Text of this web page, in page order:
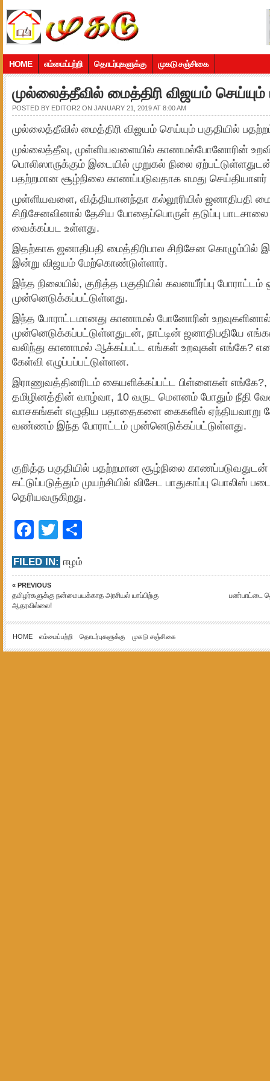
HOME எம்மைப்பற்றி தொடர்புகளுக்கு முகடு சஞ்சிகை
முல்லைத்தீவில் மைத்திரி விஜயம் செய்யும்
POSTED BY EDITOR2 ON JANUARY 21, 2019 AT 8:00 AM
முல்லைத்தீவில் மைத்திரி விஜயம் செய்யும் பகுதியில்
முல்லைத்தீவு, முள்ளியவளையில் காணமல்போனோரின்
பொலிஸாருக்கும் இடையில் முறுகல் நிலை
பதற்றமான சூழ்நிலை காணப்படுவதாக எமது செய்தியாளர்
முள்ளியவளை, வித்தியானந்தா கல்லூரியில் ஜனாதிபதி
சிறிசேனவினால் தேசிய போதைப்பொருள் தடுப்பு
வைக்கப்பட உள்ளது.
இதற்காக ஜனாதிபதி மைத்திரிபால சிறிசேன கொழும்பில்
இன்று விஜயம் மேற்கொண்டுள்ளார்.
இந்த நிலையில், குறித்த பகுதியில் கவனயீர்ப்பு
முன்னெடுக்கப்பட்டுள்ளது.
இந்த போராட்டமானது காணாமல் போனோரின்
முன்னெடுக்கப்பட்டுள்ளதுடன், நாட்டின் ஜனாதிபதியே
வலிந்து காணாமல் ஆக்கப்பட்ட எங்கள் உறவுகள் எங்கே?
கேள்வி எழுப்பப்பட்டுள்ளன.
இராணுவத்தினரிடம் கையளிக்கப்பட்ட பிள்ளைகள் எங்கே?,
தமிழினத்தின் வாழ்வா, 10 வருட மௌனம் போதும் நீதி
வாசகங்கள் எழுதிய பதாதைகளை கைகளில் ஏந்தியவாறு
வண்ணம் இந்த போராட்டம் முன்னெடுக்கப்பட்டுள்ளது.
குறித்த பகுதியில் பதற்றமான சூழ்நிலை
கட்டுப்படுத்தும் முயற்சியில் விசேட பாதுகாப்பு பொலிஸ்
தெரியவருகிறது.
Facebook
Twitter
FILED IN: ஈழம்
« PREVIOUS
தமிழர்களுக்கு நன்மைபயக்காத அரசியல் யாப்பிற்கு
ஆதரவில்லை!
பண்பாட்டை
HOME எம்மைப்பற்றி தொடர்புகளுக்கு முகடு சஞ்சிகை